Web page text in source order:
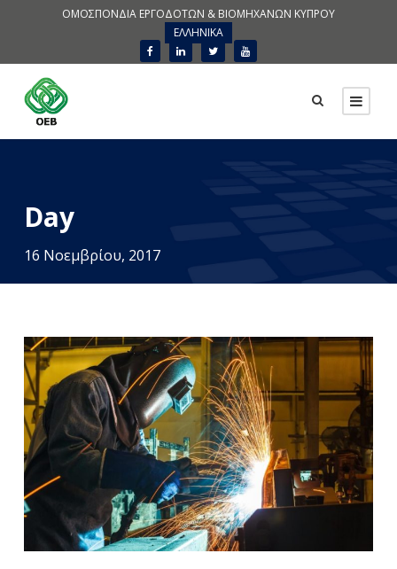
ΟΜΟΣΠΟΝΔΙΑ ΕΡΓΟΔΟΤΩΝ & ΒΙΟΜΗΧΑΝΩΝ ΚΥΠΡΟΥ
ΕΛΛΗΝΙΚΑ
Day
16 Νοεμβρίου, 2017